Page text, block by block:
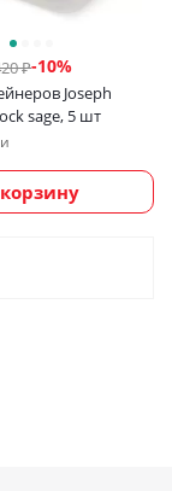
₽-10%
Joseph
sage, 5 шт